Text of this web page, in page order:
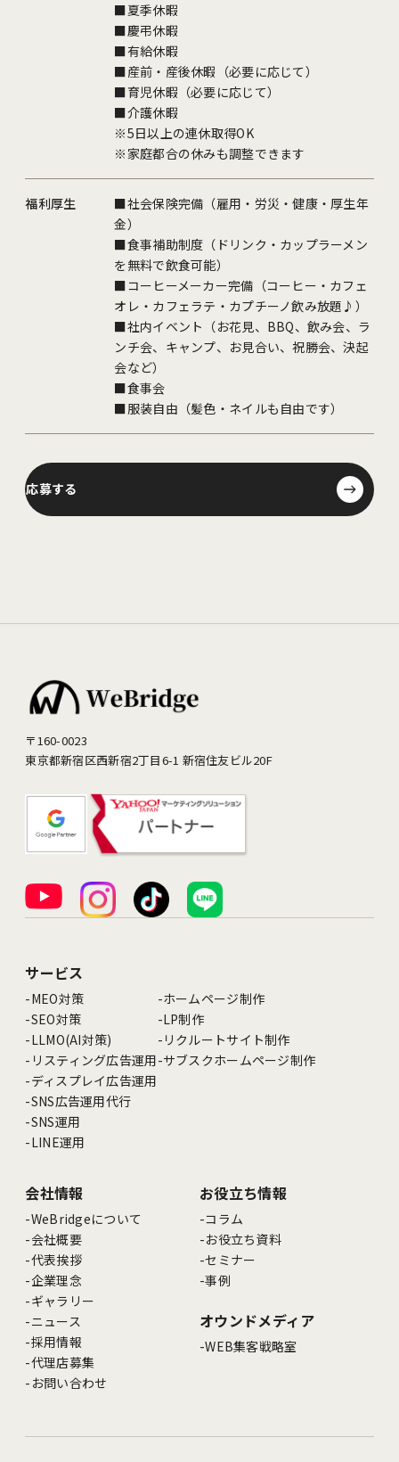
■夏季休暇
■慶弔休暇
■有給休暇
■産前・産後休暇（必要に応じて）
■育児休暇（必要に応じて）
■介護休暇
※5日以上の連休取得OK
※家庭都合の休みも調整できます
福利厚生
■社会保険完備（雇用・労災・健康・厚生年
金）
■食事補助制度（ドリンク・カップラーメン
を無料で飲食可能）
■コーヒーメーカー完備（コーヒー・カフェ
オレ・カフェラテ・カプチーノ飲み放題♪）
■社内イベント（お花見、BBQ、飲み会、ラ
ンチ会、キャンプ、お見合い、祝勝会、決起
会など）
■食事会
■服装自由（髪色・ネイルも自由です）
応募する
応募する
〒160-0023
東京都新宿区西新宿2丁目6-1 新宿住友ビル20F
サービス
MEO対策
SEO対策
LLMO(AI対策)
リスティング広告運用
ディスプレイ広告運用
SNS広告運用代行
SNS運用
LINE運用
ホームページ制作
LP制作
リクルートサイト制作
サブスクホームページ制作
会社情報
WeBridgeについて
会社概要
代表挨拶
企業理念
ギャラリー
ニュース
採用情報
代理店募集
お問い合わせ
お役立ち情報
コラム
お役立ち資料
セミナー
事例
オウンドメディア
WEB集客戦略室